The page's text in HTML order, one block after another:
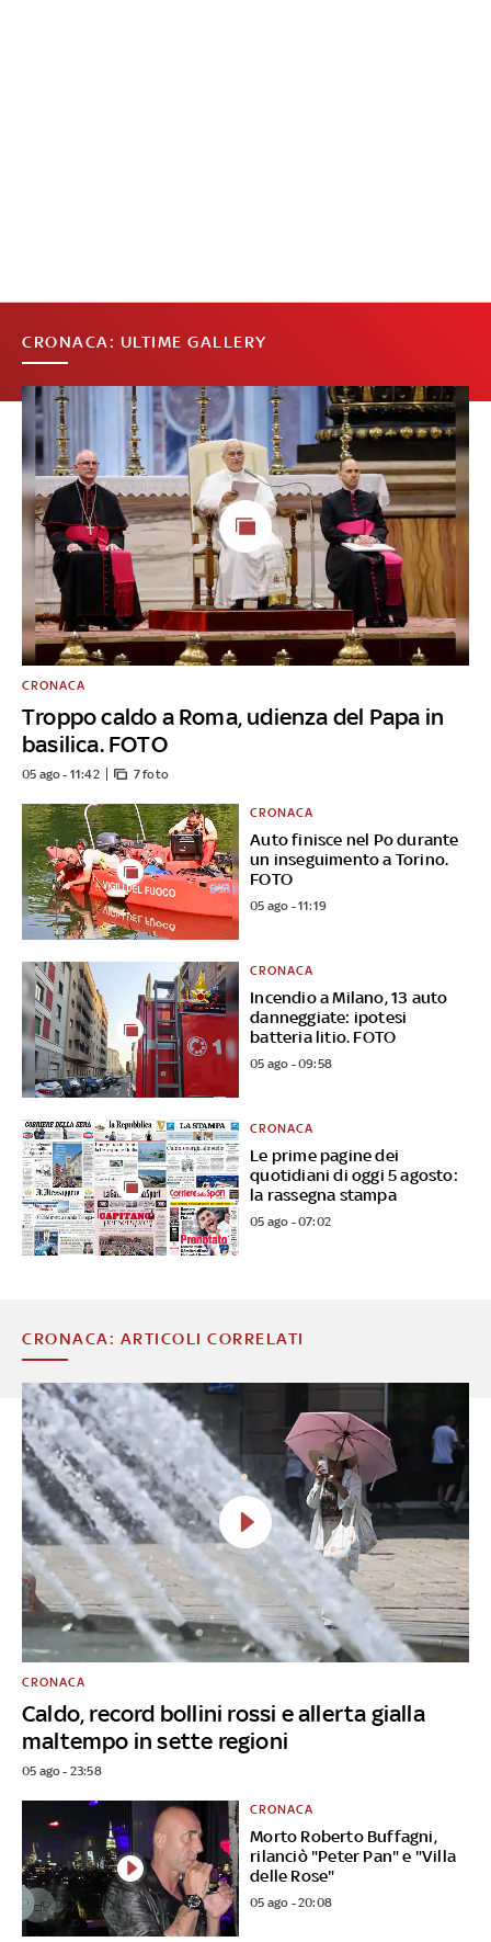
CRONACA: ULTIME GALLERY
Troppo caldo a Roma, udienza del Papa in
basilica. FOTO
CRONACA
05 ago - 11:42 7 foto
Auto finisce nel Po durante
un inseguimento a Torino.
FOTO
CRONACA
05 ago - 11:19
Incendio a Milano, 13 auto
danneggiate: ipotesi
batteria litio. FOTO
CRONACA
05 ago - 09:58
Le prime pagine dei
quotidiani di oggi 5 agosto:
la rassegna stampa
CRONACA
05 ago - 07:02
CRONACA: ARTICOLI CORRELATI
Caldo, record bollini rossi e allerta gialla
maltempo in sette regioni
CRONACA
05 ago - 23:58
Morto Roberto Buffagni,
rilanciò "Peter Pan" e "Villa
delle Rose"
CRONACA
05 ago - 20:08